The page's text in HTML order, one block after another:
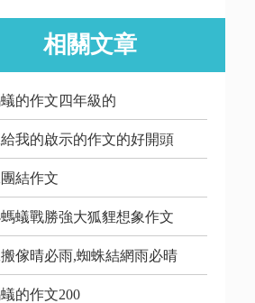
相關文章
的作文四年級的
我的啟示的作文的好開頭
結作文
蟻戰勝強大狐貍想象作文
傢晴必雨,蜘蛛結網雨必晴
的作文200